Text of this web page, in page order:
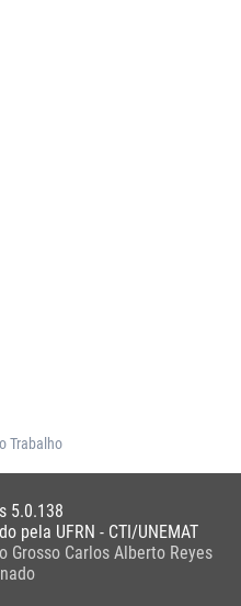
Trabalho
5.0.138
pela UFRN - CTI/UNEMAT
Grosso Carlos Alberto Reyes